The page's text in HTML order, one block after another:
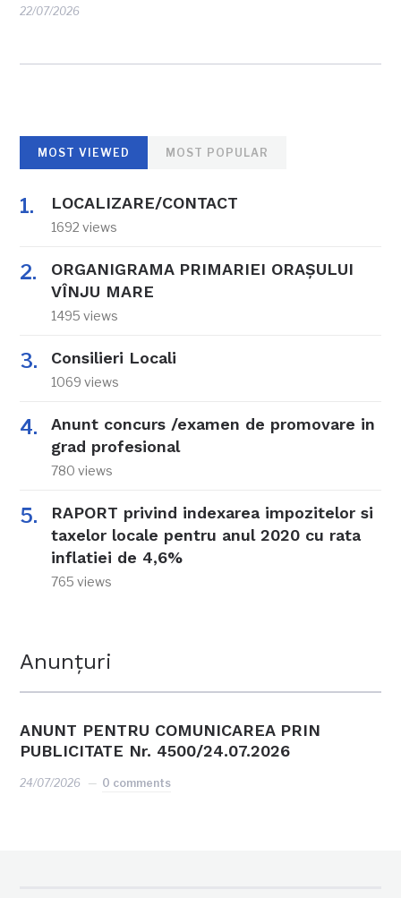
22/07/2026
MOST VIEWED MOST POPULAR
LOCALIZARE/CONTACT
1692 views
ORGANIGRAMA PRIMARIEI ORAŞULUI
VÎNJU MARE
1495 views
Consilieri Locali
1069 views
Anunt concurs /examen de promovare in
grad profesional
780 views
RAPORT privind indexarea impozitelor si
taxelor locale pentru anul 2020 cu rata
inflatiei de 4,6%
765 views
Anunțuri
ANUNT PENTRU COMUNICAREA PRIN
PUBLICITATE Nr. 4500/24.07.2026
24/07/2026 0 comments